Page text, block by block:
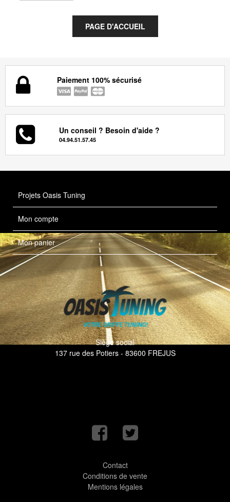
Paiement 100% sécurisé
Un conseil ? Besoin d'aide ?
04.94.51.57.45
Projets Oasis Tuning
Mon compte
Mon panier
Siège social
137 rue des Potiers - 83600 FREJUS
Contact
Conditions de vente
Mentions légales